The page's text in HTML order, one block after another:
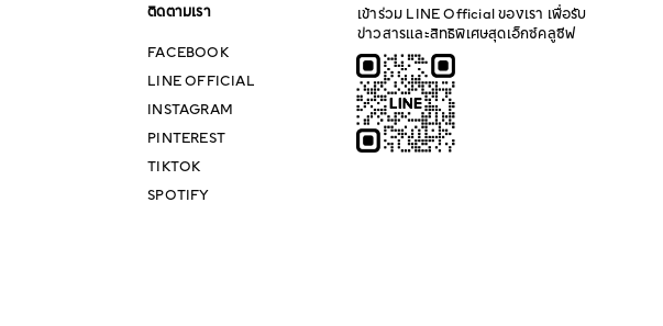
ติดตามเรา
FACEBOOK
LINE OFFICIAL
INSTAGRAM
PINTEREST
TIKTOK
SPOTIFY
เข้าร่วม LINE Official ของเรา เพื่อรับ
ข่าวสารและสิทธิพิเศษสุดเอ็กซ์คลูซีฟ